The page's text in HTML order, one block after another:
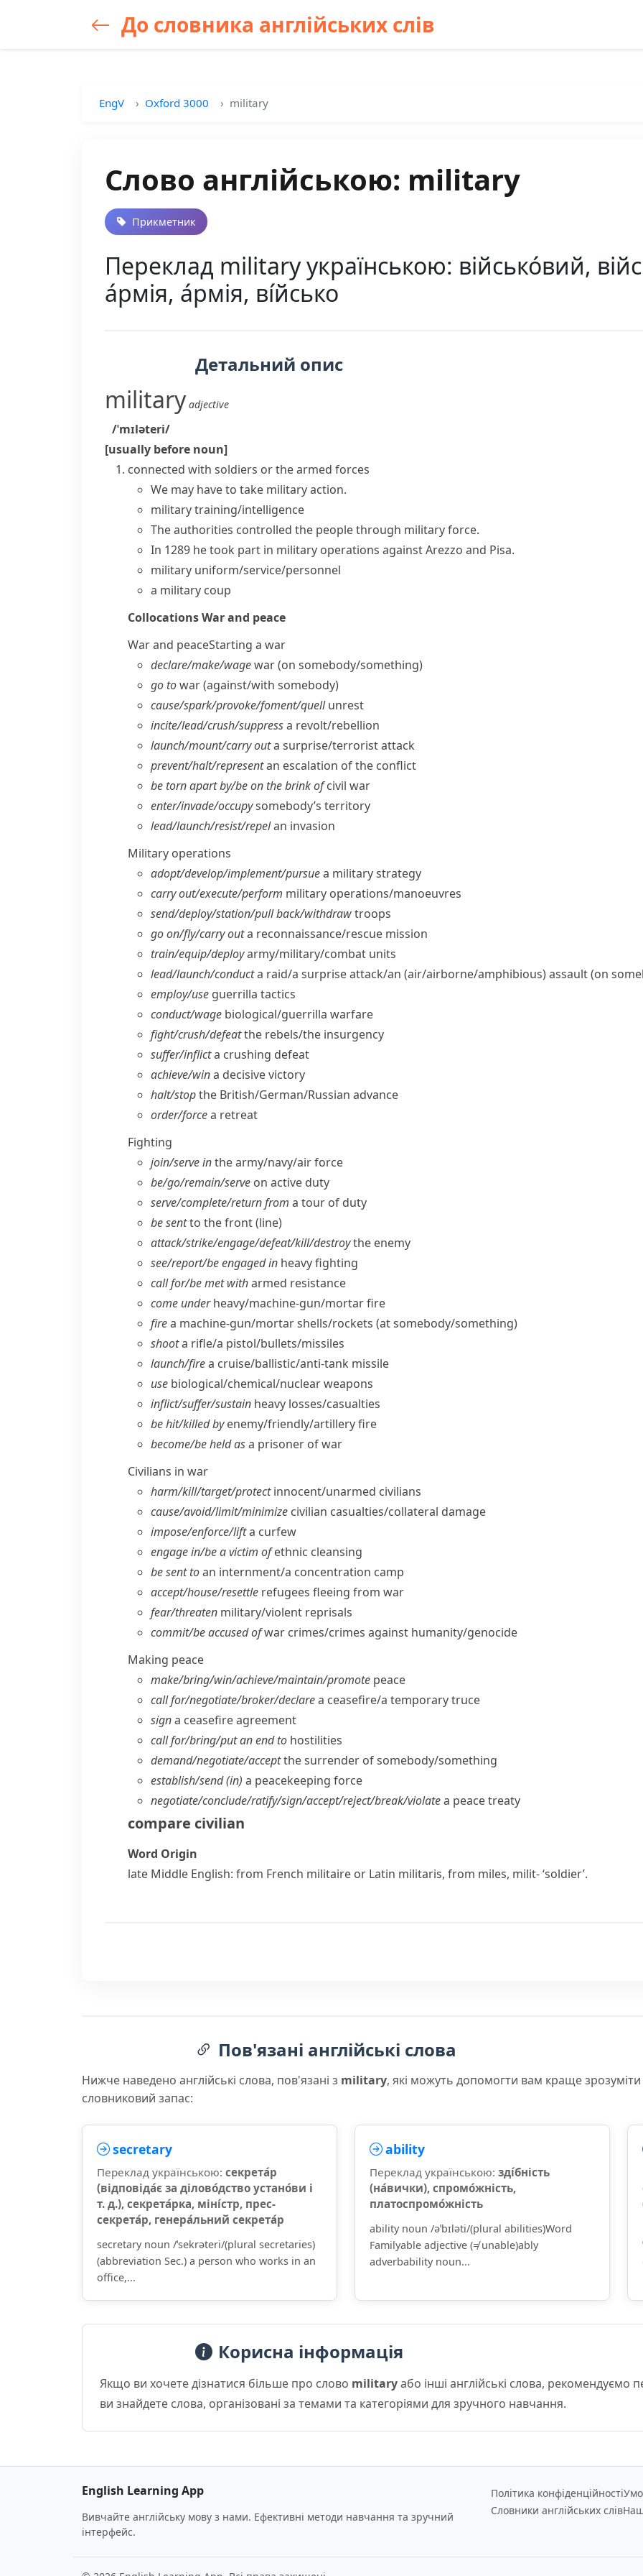
До словника англійських слів
EngV Oxford 3000 military
Слово англійською: military
Прикметник
Переклад military українською: військо́вий,
а́рмія, а́рмія, ві́йсько
Детальний опис
military adjective
/ˈmɪləteri/
[usually before noun]
connected with soldiers or the armed forces
We may have to take military action.
military training/intelligence
The authorities controlled the people through military force.
In 1289 he took part in military operations against Arezzo and Pisa.
military uniform/service/personnel
a military coup
CollocationsWar and peace
War and peaceStarting a war
declare/​make/​wagewar (on somebody/​something)
go towar (against/​with somebody)
cause/​spark/​provoke/​foment/​quellunrest
incite/​lead/​crush/​suppressa revolt/​rebellion
launch/​mount/​carry outa surprise/​terrorist attack
prevent/​halt/​representan escalation of the conflict
be torn apart by/​be on the brink ofcivil war
enter/​invade/​occupysomebody’s territory
lead/​launch/​resist/​repelan invasion
Military operations
adopt/​develop/​implement/​pursuea military strategy
carry out/​execute/​perform military operations/​manoeuvres
send/​deploy/​station/​pull back/​withdrawtroops
go on/​fly/​carry outa reconnaissance/​rescue mission
train/​equip/​deployarmy/​military/​combat units
lead/​launch/​conducta raid/​a surprise attack/​an (air/​airborne/​amphibious) assault (on
employ/​use guerrilla tactics
conduct/​wage biological/​guerrilla warfare
fight/​crush/​defeatthe rebels/​the insurgency
suffer/​inflicta crushing defeat
achieve/​wina decisive victory
halt/​stopthe British/​German/​Russian advance
order/​forcea retreat
Fighting
join/​serve inthe army/​navy/​air force
be/​go/​remain/​serve on active duty
serve/​complete/​return from a tour of duty
be sentto the front (line)
attack/​strike/​engage/​defeat/​kill/​destroythe enemy
see/​report/​be engaged in heavy fighting
call for/​be met witharmed resistance
come underheavy/​machine-gun/​mortar fire
firea machine-gun/​mortar shells/​rockets (at somebody/​something)
shoota rifle/​a pistol/​bullets/​missiles
launch/​firea cruise/​ballistic/​anti-tank missile
use biological/​chemical/​nuclear weapons
inflict/​suffer/​sustain heavy losses/​casualties
be hit/​killed byenemy/​friendly/​artillery fire
become/​be held asa prisoner of war
Civilians in war
harm/​kill/​target/​protectinnocent/​unarmed civilians
cause/​avoid/​limit/​minimize civilian casualties/​collateral damage
impose/​enforce/​lifta curfew
engage in/​be a victim ofethnic cleansing
be sent toan internment/​a concentration camp
accept/​house/​resettle refugees fleeing from war
fear/​threaten military/​violent reprisals
commit/​be accused ofwar crimes/​crimes against humanity/​genocide
Making peace
make/​bring/​win/​achieve/​maintain/​promote peace
call for/​negotiate/​broker/​declarea ceasefire/​a temporary truce
signa ceasefire agreement
call for/​bring/​put an end to hostilities
demand/​negotiate/​acceptthe surrender of somebody/​something
establish/​send (in) a peacekeeping force
negotiate/​conclude/​ratify/​sign/​accept/​reject/​break/​violatea peace treaty
compare civilian
Word Origin
late Middle English: from French militaire or Latin militaris, from miles, milit-‘soldier’.
Пов'язані англійські слова
Нижче наведено англійські слова, пов'язані з military, які можуть допомогти вам краще
словниковий запас:
secretary
Переклад українською: секрета́р
(відповіда́є за ділово́дство устано́ви і
т. д.), секрета́рка, міні́стр, прес-
секрета́р, генера́льний секрета́р
secretary noun /ˈsekrəteri/(plural secretaries)
(abbreviation Sec.) a person who works in an
office,...
ability
Переклад українською: зді́бність
(на́вички), спромо́жність,
платоспромо́жність
ability noun /əˈbɪləti/(plural abilities)Word
Familyable adjective (≠ unable)ably
adverbability noun...
Корисна інформація
Якщо ви хочете дізнатися більше про слово militaryабо інші англійські слова, рекомендуємо
ви знайдете слова, організовані за темами та категоріями для зручного навчання.
English Learning App
Вивчайте англійську мову з нами. Ефективні методи навчання та зручний
інтерфейс.
Політика конфіденційності
Словники англійських слів